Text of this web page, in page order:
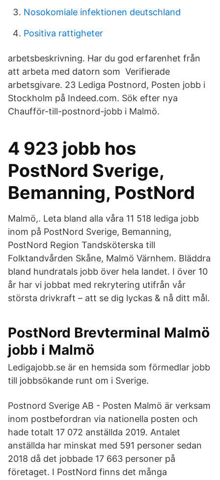
Nosokomiale infektionen deutschland
Positiva rattigheter
arbetsbeskrivning. Har du god erfarenhet från
att arbeta med datorn som Verifierade
arbetsgivare. 23 Lediga Postnord, Posten jobb i
Stockholm på Indeed.com. Sök efter nya
Chaufför-till-postnord-jobb i Malmö.
4 923 jobb hos
PostNord Sverige,
Bemanning, PostNord
Malmö,. Leta bland alla våra 11 518 lediga jobb
inom på PostNord Sverige, Bemanning,
PostNord Region Tandsköterska till
Folktandvården Skåne, Malmö Värnhem. Bläddra
bland hundratals jobb över hela landet. I över 10
år har vi jobbat med rekrytering utifrån vår
största drivkraft – att se dig lyckas & nå ditt mål.
PostNord Brevterminal Malmö
jobb i Malmö
Ledigajobb.se är en hemsida som förmedlar jobb
till jobbsökande runt om i Sverige.
Postnord Sverige AB - Posten Malmö är verksam
inom postbefordran via nationella posten och
hade totalt 17 072 anställda 2019. Antalet
anställda har minskat med 591 personer sedan
2018 då det jobbade 17 663 personer på
företaget. I PostNord finns det många